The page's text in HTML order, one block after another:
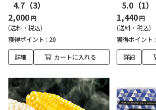
4.7 （3）
2,000円
(送料・税込)
獲得ポイント : 20
詳細 カートに入れる
5.0 （1）
1,440円
(送料・税込)
獲得ポイント :
詳細